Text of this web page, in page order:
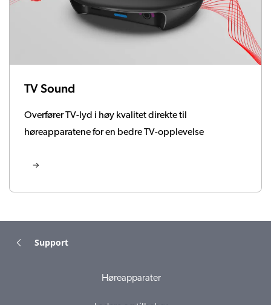
TV Sound
Overfører TV-lyd i høy kvalitet direkte til
høreapparatene for en bedre TV-opplevelse
Support
Høreapparater